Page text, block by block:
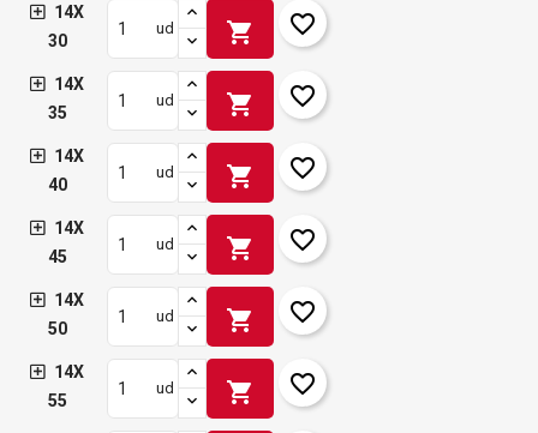
14X
30
ud shopping_cart favorite_border
14X
35
ud shopping_cart favorite_border
14X
40
ud shopping_cart favorite_border
14X
45
ud shopping_cart favorite_border
14X
50
ud shopping_cart favorite_border
14X
55
ud shopping_cart favorite_border